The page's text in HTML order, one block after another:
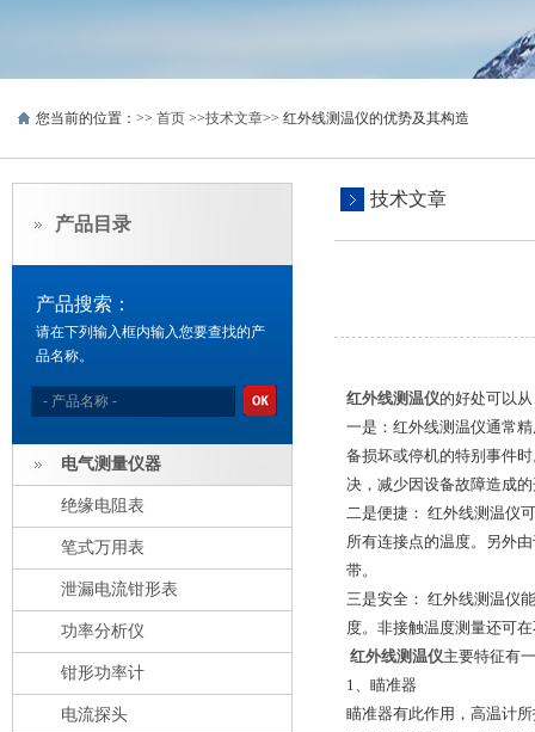
您当前的位置：>> 首页 >>技术文章>> 红外线测温仪的优势及其构造
产品目录
产品搜索：
请在下列输入框内输入您要查找的产
品名称。
电气测量仪器
绝缘电阻表
笔式万用表
泄漏电流钳形表
功率分析仪
钳形功率计
电流探头
技术文章
红外线测温仪的好处可以
一是：红外线测温仪通常
备损坏或停机的特别事件
决，减少因设备故障造成
二是便捷： 红外线测温仪
所有连接点的温度。另外
带。
三是安全： 红外线测温仪
度。非接触温度测量还可
红外线测温仪主要特征有
1、瞄准器
瞄准器有此作用，高温计